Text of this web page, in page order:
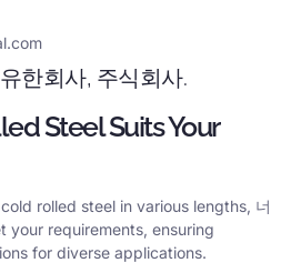
한회사, 주식회사.
Steel Suits Your
rolled steel in various lengths, 너
your requirements, ensuring
for diverse applications.